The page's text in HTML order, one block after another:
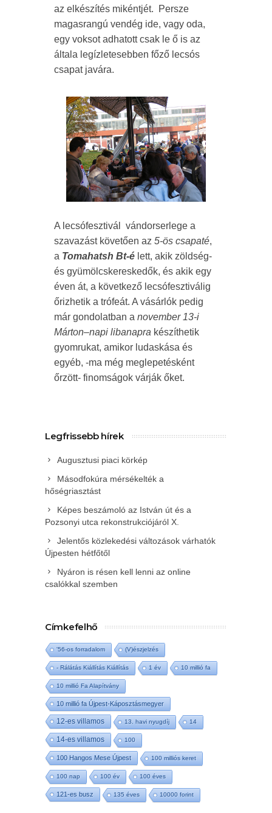
az elkészítés mikéntjét. Persze
magasrangú vendég ide, vagy oda,
egy voksot adhatott csak le ő is az
általa legízletesebben főző lecsós
csapat javára.
A lecsófesztivál vándorserlege a
szavazást követően az 5-ös csapaté,
a Tomahatsh Bt-é lett, akik zöldség-
és gyümölcskereskedők, és akik egy
éven át, a következő lecsófesztiválig
őrizhetik a trófeát. A vásárlók pedig
már gondolatban a november 13-i
Márton–napi libanapra készíthetik
gyomrukat, amikor ludaskása és
egyéb, -ma még meglepetésként
őrzött- finomságok várják őket.
Legfrissebb hírek
Augusztusi piaci körkép
Másodfokúra mérsékelték a
hőségriasztást
Képes beszámoló az István út és a
Pozsonyi utca rekonstrukciójáról X.
Jelentős közlekedési változások várhatók
Újpesten hétfőtől
Nyáron is résen kell lenni az online
csalókkal szemben
Címkefelhő
'56-os forradalom (V)észjelzés
- Rálátás Kiállítás Kiállítás 1 év 10 millió fa
10 millió Fa Alapítvány
10 millió fa Újpest-Káposztásmegyer
12-es villamos 13. havi nyugdíj 14
14-es villamos 100
100 Hangos Mese Újpest 100 milliós keret
100 nap 100 év 100 éves
121-es busz 135 éves 10000 forint